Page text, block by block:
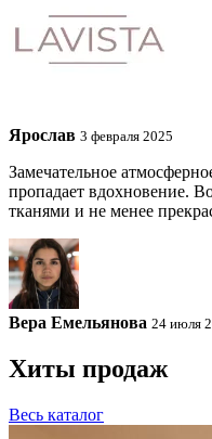
Ярослав 3 февраля 2025
Замечательное
пропадает вдохновение.
тканями и не менее
Вера Емельянова 24 июля
Хиты продаж
Весь каталог